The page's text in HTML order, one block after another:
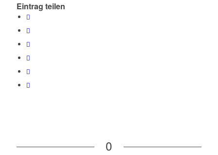
Eintrag teilen
0